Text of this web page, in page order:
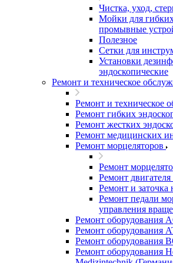
Чистка, уход,
Мойки для
промывные
Полезное
Сетки для
Установки
эндоскопические
Ремонт и техническое
Ремонт и техническое
Ремонт гибких
Ремонт жестких
Ремонт медицинских
Ремонт морцеляторов
Ремонт
Ремонт
Ремонт и заточка
Ремонт педали
управления
Ремонт
Ремонт оборудования
Ремонт оборудования
Ремонт оборудования